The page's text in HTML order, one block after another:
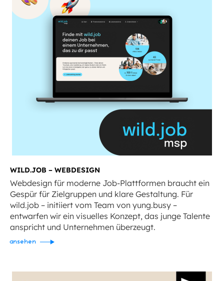
WILD.JOB – WEBDESIGN
Webdesign für moderne Job-Plattformen braucht ein
Gespür für Zielgruppen und klare Gestaltung. Für
wild.job – initiiert vom Team von yung.busy –
entwarfen wir ein visuelles Konzept, das junge Talente
anspricht und Unternehmen überzeugt.
ansehen